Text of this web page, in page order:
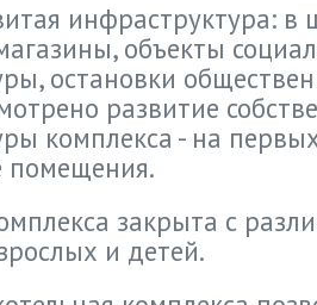
инфраструктура: в
объекты
остановки
развитие
комплекса - на
помещения.
закрыта с
и детей.